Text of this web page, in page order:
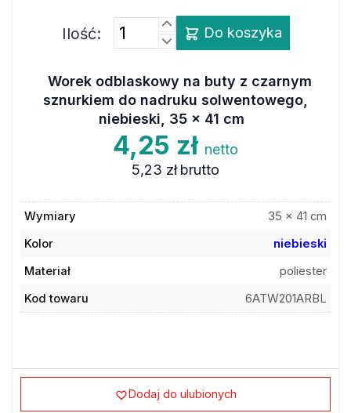
Ilość: Do koszyka
Worek odblaskowy na buty z czarnym
sznurkiem do nadruku solwentowego,
niebieski, 35 x 41 cm
4,25 zł netto
5,23 zł brutto
Wymiary
35 x 41 cm
Kolor
niebieski
Materiał
poliester
Kod towaru
6ATW201ARBL
Dodaj do ulubionych